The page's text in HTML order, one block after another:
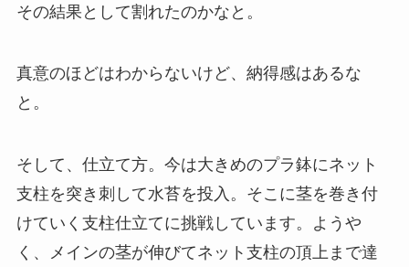
その結果として割れたのかなと。
真意のほどはわからないけど、納得感はあるな
と。
そして、仕立て方。今は大きめのプラ鉢にネット
支柱を突き刺して水苔を投入。そこに茎を巻き付
けていく支柱仕立てに挑戦しています。ようや
く、メインの茎が伸びてネット支柱の頂上まで達